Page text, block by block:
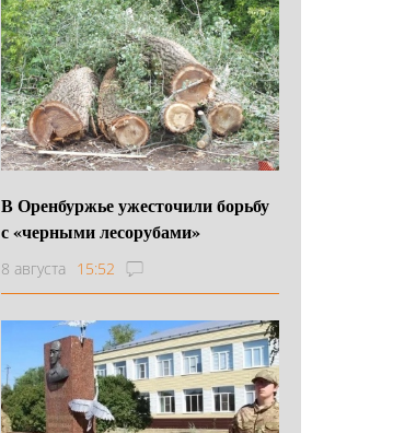
В Оренбуржье ужесточили борьбу
с «черными лесорубами»
8 августа 15:52